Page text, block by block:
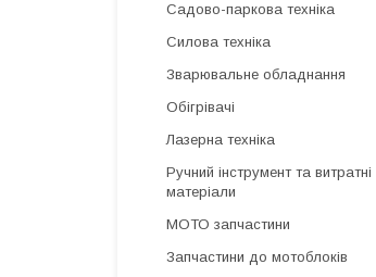
Садово-паркова техніка
Силова техніка
Зварювальне обладнання
Обігрівачі
Лазерна техніка
Ручний інструмент та витратні
матеріали
МОТО запчастини
Запчастини до мотоблоків